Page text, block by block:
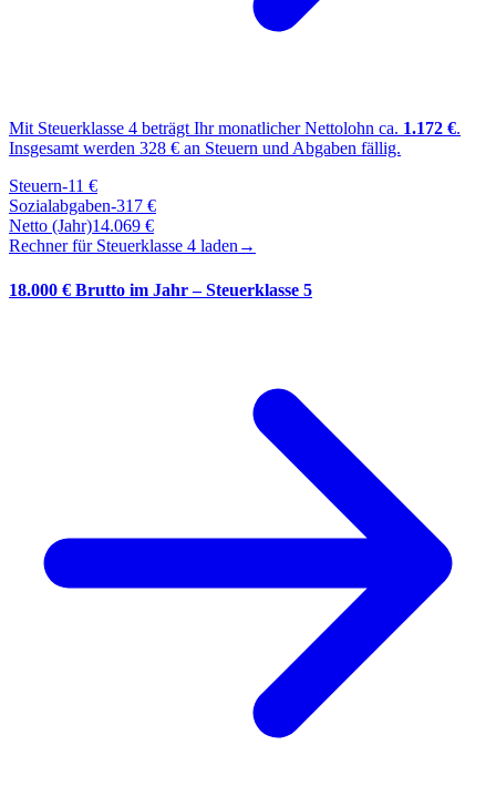
Mit Steuerklasse 4 beträgt Ihr monatlicher Nettolohn ca. 1.172 €.
Insgesamt werden 328 € an Steuern und Abgaben fällig.
Steuern-11 €
Sozialabgaben-317 €
Netto (Jahr)14.069 €
Rechner für Steuerklasse 4 laden →
18.000 € Brutto im Jahr – Steuerklasse 5